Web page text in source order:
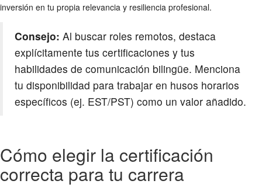
inversión en tu propia relevancia y resiliencia profesional.
Consejo: Al buscar roles remotos, destaca
explícitamente tus certificaciones y tus
habilidades de comunicación bilingüe. Menciona
tu disponibilidad para trabajar en husos horarios
específicos (ej. EST/PST) como un valor añadido.
Cómo elegir la certificación
correcta para tu carrera